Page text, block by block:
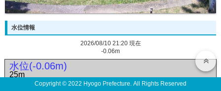
水位情報
2026/08/10 21:20 現在
-0.06m
水位(-0.06m)
25m
Copyright © 2022 Hyogo Prefecture. All Rights Reserved